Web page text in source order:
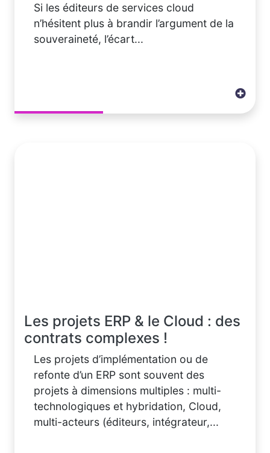
Si les éditeurs de services cloud
n’hésitent plus à brandir l’argument de la
souveraineté, l’écart...
Les projets ERP & le Cloud : des
contrats complexes !
Les projets d’implémentation ou de
refonte d’un ERP sont souvent des
projets à dimensions multiples : multi-
technologiques et hybridation, Cloud,
multi-acteurs (éditeurs, intégrateur,...